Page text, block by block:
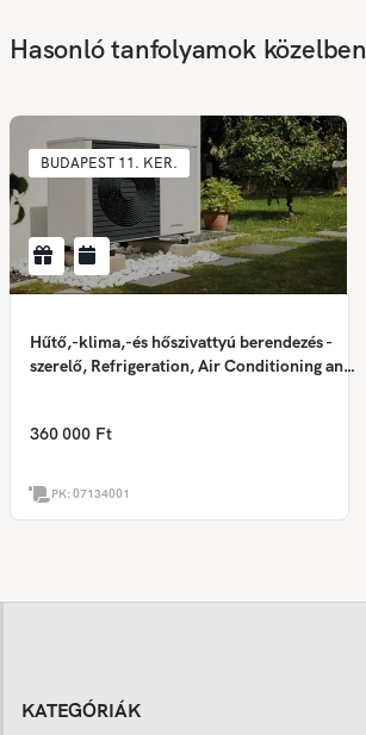
Hasonló tanfolyamok közelben
BUDAPEST 11. KER.
Hűtő,-klima,-és hőszivattyú berendezés -
szerelő, Refrigeration, Air Conditioning and
Wärmepumpentechnik
360 000 Ft
PK:07134001
KATEGÓRIÁK